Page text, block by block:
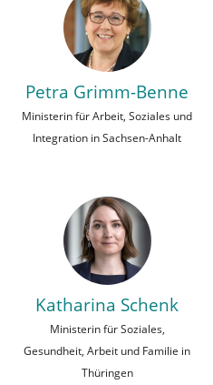
Petra Grimm-Benne
Ministerin für Arbeit, Soziales und
Integration in Sachsen-Anhalt
Katharina Schenk
Ministerin für Soziales,
Gesundheit, Arbeit und Familie in
Thüringen